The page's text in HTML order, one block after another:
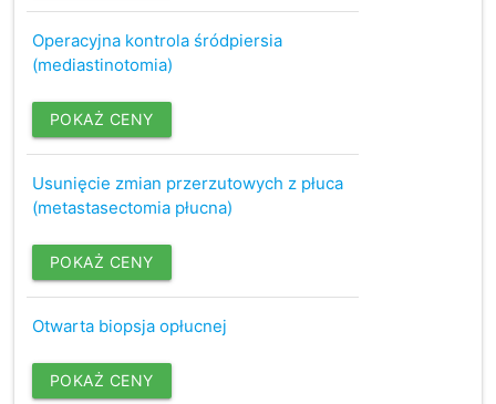
Operacyjna kontrola śródpiersia
(mediastinotomia)
POKAŻ CENY
Usunięcie zmian przerzutowych z płuca
(metastasectomia płucna)
POKAŻ CENY
Otwarta biopsja opłucnej
POKAŻ CENY